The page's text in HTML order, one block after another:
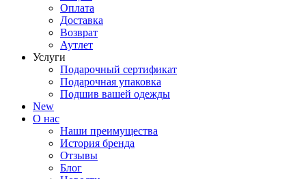
Оплата
Доставка
Возврат
Аутлет
Услуги
Подарочный сертификат
Подарочная упаковка
Подшив вашей одежды
New
О нас
Наши преимущества
История бренда
Отзывы
Блог